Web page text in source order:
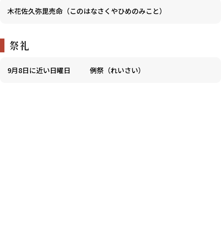
木花佐久弥毘売命（このはなさくやひめのみこと）
祭礼
9月8日に近い日曜日 例祭（れいさい）